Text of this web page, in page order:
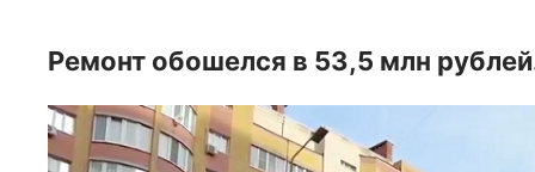
Ремонт обошелся в 53,5 млн